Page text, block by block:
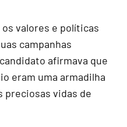
valores e políticas
campanhas
afirmava que
eram uma armadilha
preciosas vidas de